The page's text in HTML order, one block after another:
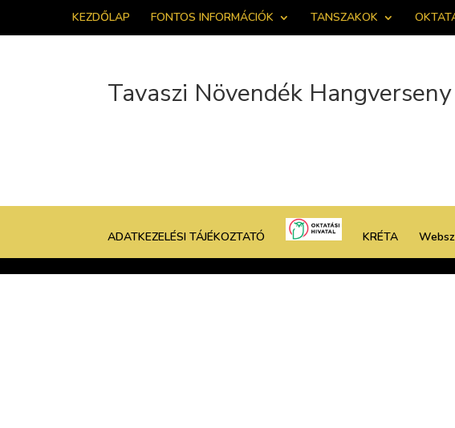
KEZDŐLAP FONTOS INFORMÁCIÓK TANSZAKOK
Tavaszi Növendék Hangverseny
ADATKEZELÉSI TÁJÉKOZTATÓ KRÉTA